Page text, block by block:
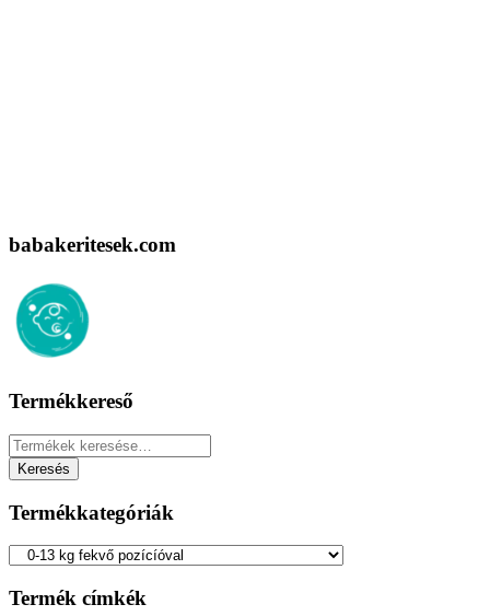
babakeritesek.com
Termékkereső
Keresés
a
következőre:
Keresés
Termékkategóriák
Termék címkék